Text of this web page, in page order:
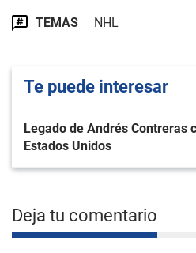
TEMAS NHL
Te puede interesar
Legado de Andrés Contreras
Estados Unidos
Deja tu comentario